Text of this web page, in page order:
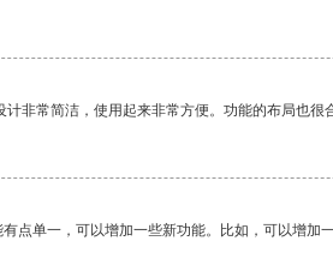
非常简洁，使用起来非常方便。功能的布局也很
点单一，可以增加一些新功能。比如，可以增加